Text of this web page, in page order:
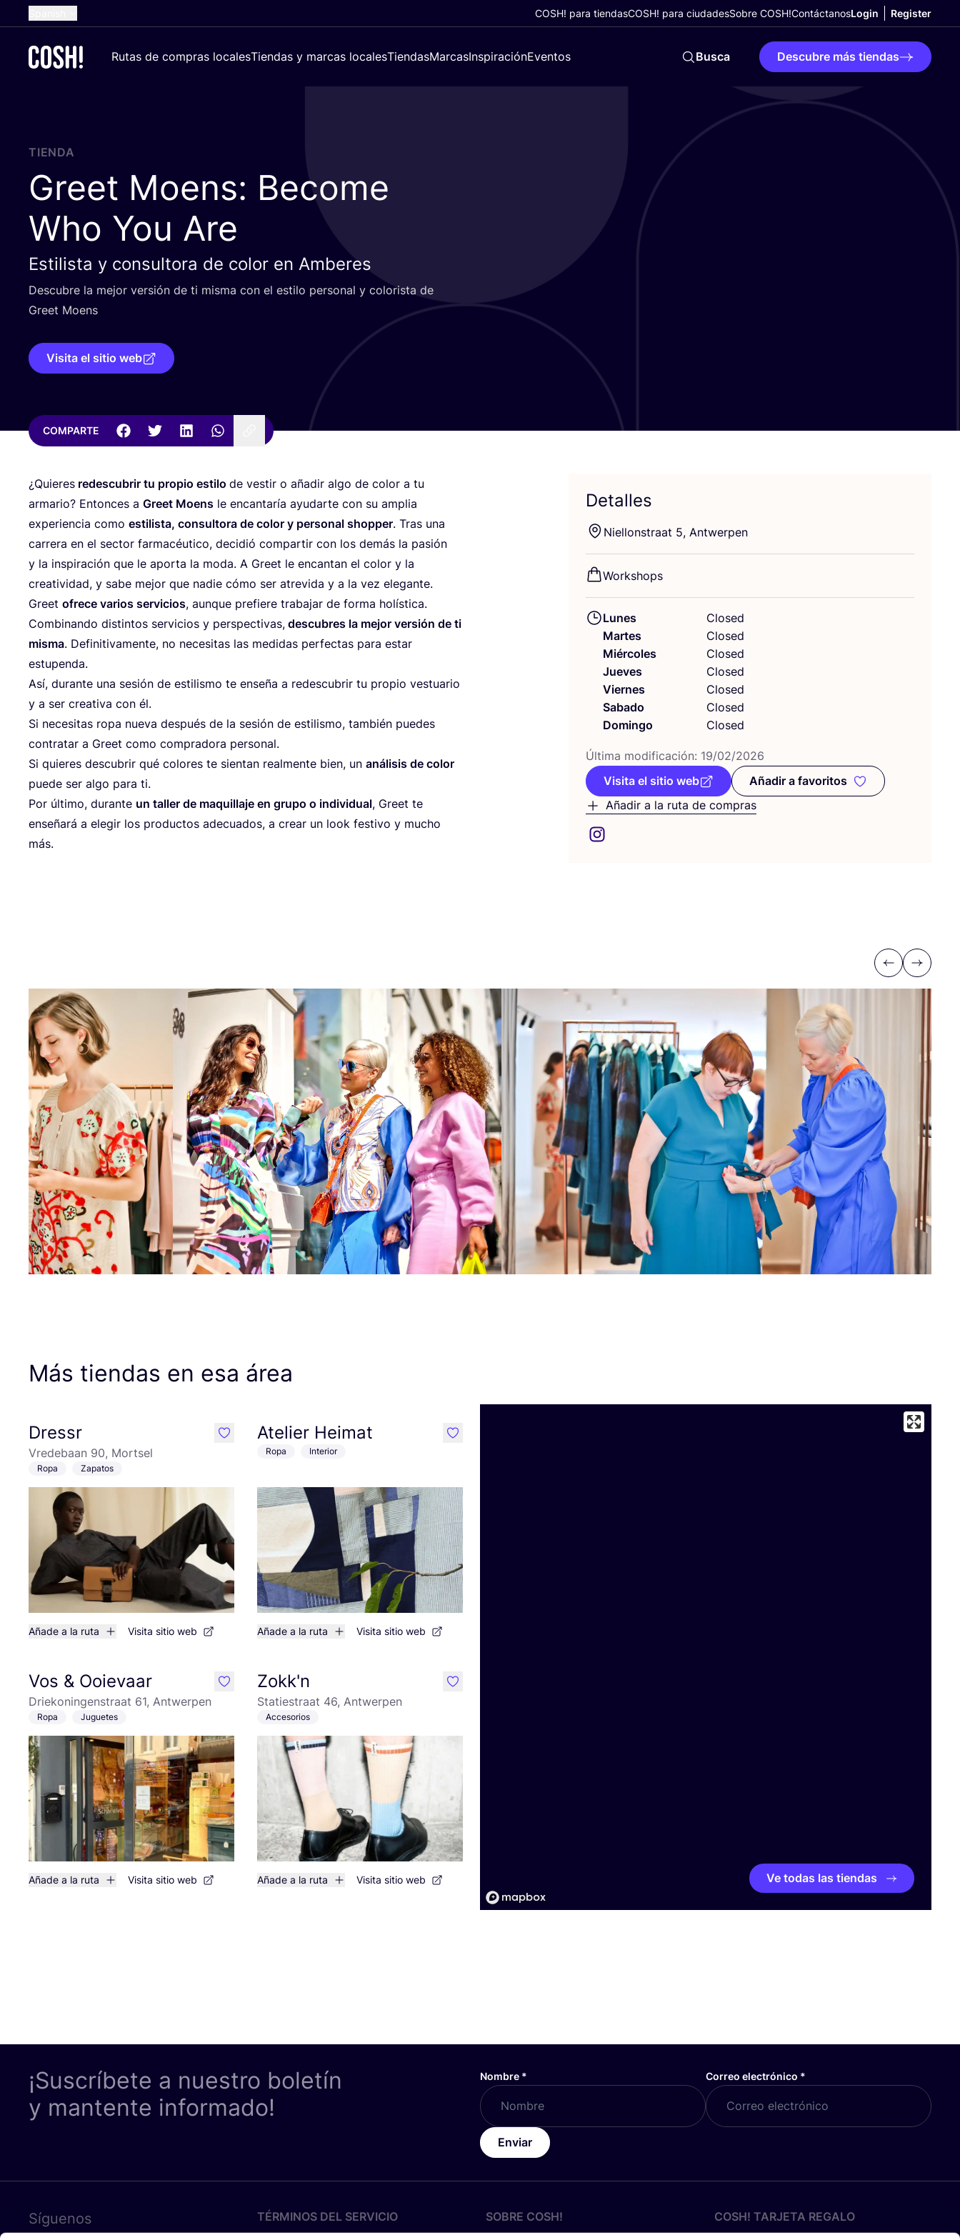
Dutch
Croatian
COSH! para tiendasCOSH! para ciudadesSobre COSH!ContáctanosLogin Register
Rutas de compras localesTiendas y marcas localesTiendasMarcasInspiraciónEventos Busca Descubre más tiendas
TIENDA
Greet Moens: Become
Who You Are
Estilista y consultora de color en Amberes
Des­cu­bre la mejor ver­sión de ti mis­ma con el esti­lo per­so­nal y colo­ris­ta de
Greet Moens
Visita el sitio web
COMPARTE
¿Quie­res redes­cu­brir tu pro­pio esti­lo de ves­tir o aña­dir algo de color a tu
arma­rio? Enton­ces a Greet Moens le encan­ta­ría ayu­dar­te con su amplia
expe­rien­cia como esti­lis­ta, con­sul­to­ra de color y per­so­nal shop­per. Tras una
carre­ra en el sec­tor far­ma­céu­ti­co, deci­dió com­par­tir con los demás la pasión
y la ins­pi­ra­ción que le apor­ta la moda. A Greet le encan­tan el color y la
crea­ti­vi­dad, y sabe mejor que nadie cómo ser atre­vi­da y a la vez elegante.
Greet ofre­ce varios ser­vi­cios, aun­que pre­fie­re tra­ba­jar de for­ma holís­ti­ca.
Com­bi­nan­do dis­tin­tos ser­vi­cios y pers­pec­ti­vas, des­cu­bres la mejor ver­sión de ti
mis­ma. Defi­ni­ti­va­men­te, no nece­si­tas las medi­das per­fec­tas para estar
estupenda.
Así, duran­te una sesión de esti­lis­mo te ense­ña a redes­cu­brir tu pro­pio ves­tua­rio
y a ser crea­ti­va con él.
Si nece­si­tas ropa nue­va des­pués de la sesión de esti­lis­mo, tam­bién pue­des
con­tra­tar a Greet como com­pra­do­ra personal.
Si quie­res des­cu­brir qué colo­res te sien­tan real­men­te bien, un aná­li­sis de color
pue­de ser algo para ti.
Por últi­mo, duran­te un taller de maqui­lla­je en gru­po o indi­vi­dual, Greet te
ense­ña­rá a ele­gir los pro­duc­tos ade­cua­dos, a crear un look fes­ti­vo y mucho
más.
Detalles
Nie­llons­traat 5, Antwerpen
Workshops
Lunes
Closed
Martes
Closed
Miércoles
Closed
Jueves
Closed
Viernes
Closed
Sabado
Closed
Domingo
Closed
Últi­ma modi­fi­ca­ción: 19/02/2026
Visita el sitio web
Añadir a favoritos
Añadir a favoritos
Añadir a la ruta de compras
Previous
Next
Más tiendas en esa área
Dressr
Vredebaan 90, Mortsel
Ropa Zapatos
Añade a la ruta Visita sitio web
like Atelier Heimat
Ropa Interior
Añade a la ruta Visita sitio web
like
Vos & Ooievaar
Driekoningenstraat 61, Antwerpen
Ropa Juguetes
Añade a la ruta Visita sitio web
like Zokk'n
Statiestraat 46, Antwerpen
Accesorios
Añade a la ruta Visita sitio web
like
Ve todas las tiendas
¡Suscríbete a nuestro boletín
y mantente informado!
Nombre * Correo electrónico *
Enviar
Síguenos
TÉRMINOS DEL SERVICIO
SOBRE COSH!
COSH! TARJETA REGALO